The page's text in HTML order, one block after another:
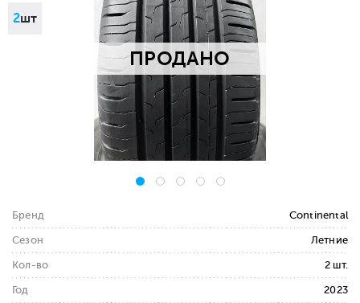
ПОДОБРАТЬ
ПРОДАНО
2шт
Бренд Continental
Сезон Летние
Кол-во 2 шт.
Год 2023